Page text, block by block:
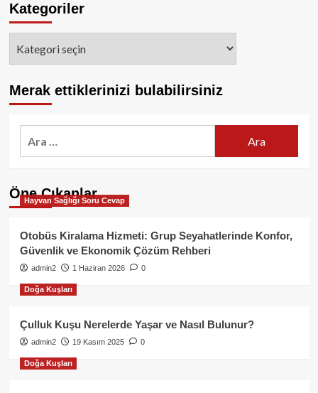
Kategoriler
Merak ettiklerinizi bulabilirsiniz
Öne Çıkanlar
Hayvan Sağlığı Soru Cevap
Otobüs Kiralama Hizmeti: Grup Seyahatlerinde Konfor,
Güvenlik ve Ekonomik Çözüm Rehberi
admin2 1 Haziran 2026 0
Doğa Kuşları
Çulluk Kuşu Nerelerde Yaşar ve Nasıl Bulunur?
admin2 19 Kasım 2025 0
Doğa Kuşları